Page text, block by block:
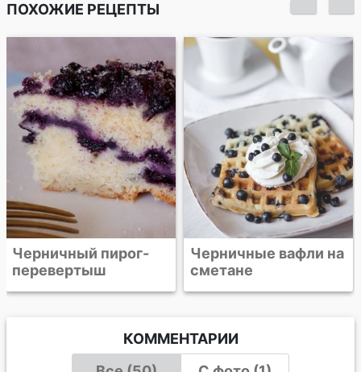
ПОХОЖИЕ РЕЦЕПТЫ
Черничный пирог-
перевертыш
Черничные вафли на
сметане
КОММЕНТАРИИ